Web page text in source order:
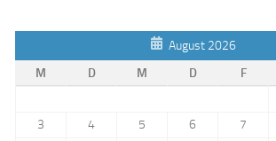
August 2026
M
D M D F
3
4 5 6 7